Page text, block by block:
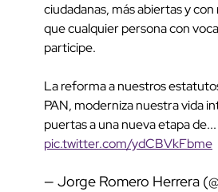
ciudadanas, más abiertas y con
que cualquier persona con
participe.
La reforma a nuestros
PAN, moderniza nuestra vida
puertas a una nueva etapa de...
pic.twitter.com/ydCBVkFbme
— Jorge Romero Herrera